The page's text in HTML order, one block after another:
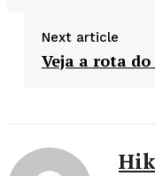
Next article
Veja a rota